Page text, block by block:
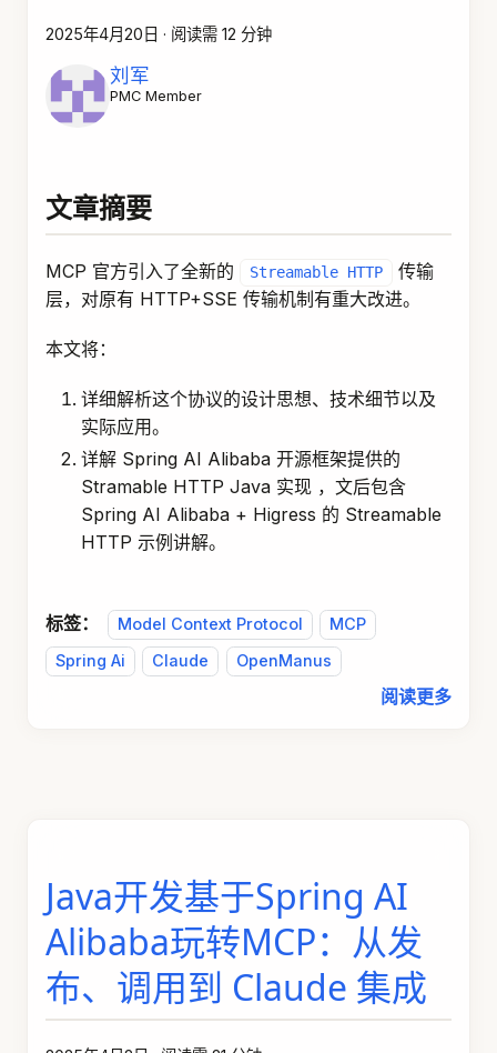
2025年4月20日 · 阅读需 12 分钟
刘军
PMC Member
文章摘要
MCP 官方引入了全新的 Streamable HTTP
传输
层，对原有 HTTP+SSE 传输机制有重大改进。
本文将：
详细解析这个协议的设计思想、技术细节以及
实际应用。
详解 Spring AI Alibaba 开源框架提供的
Stramable HTTP Java 实现 ，文后包含
Spring AI Alibaba + Higress 的 Streamable
HTTP 示例讲解。
标签： Model Context Protocol
MCP
Spring Ai
Claude OpenManus
阅读更多
Java开发基于Spring AI
Alibaba玩转MCP：从发
布、调用到 Claude 集成